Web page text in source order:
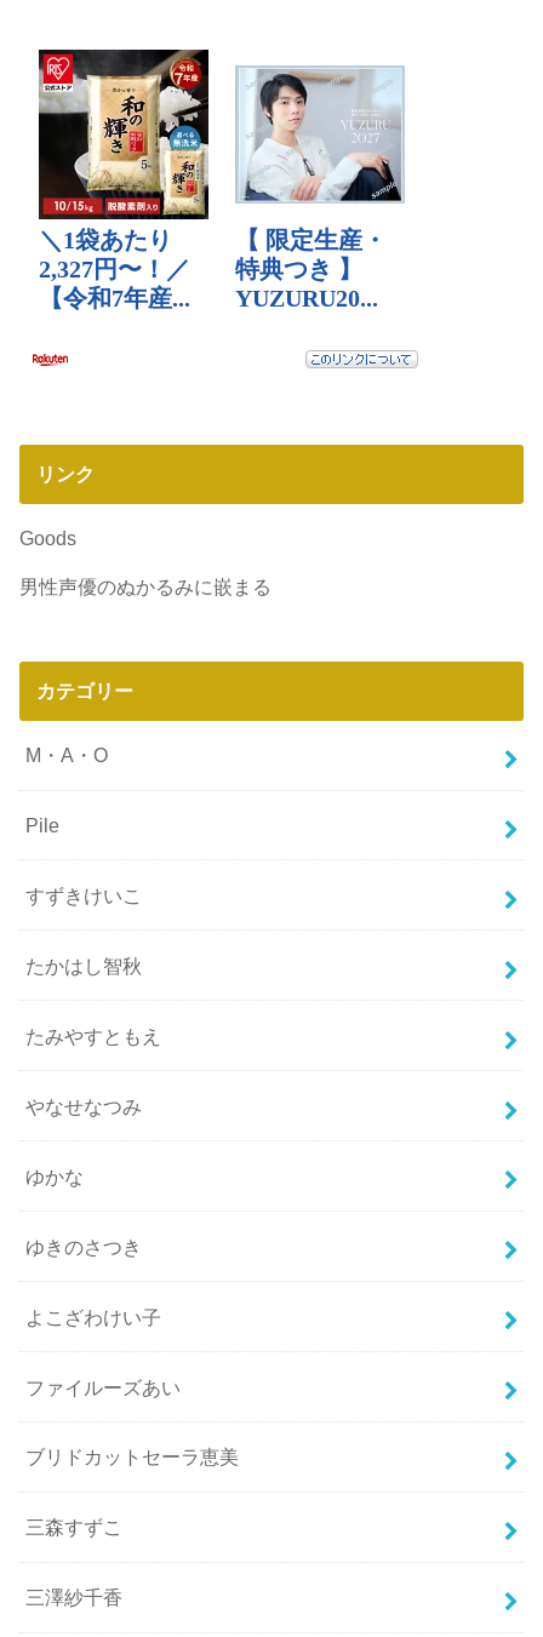
リンク
Goods
男性声優のぬかるみに嵌まる
カテゴリー
M・A・O
Pile
すずきけいこ
たかはし智秋
たみやすともえ
やなせなつみ
ゆかな
ゆきのさつき
よこざわけい子
ファイルーズあい
ブリドカットセーラ恵美
三森すずこ
三澤紗千香